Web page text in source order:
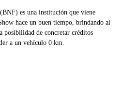
es una institución que viene
hace un buen tiempo, brindando al
posibilidad de concretar créditos
a un vehículo 0 km.